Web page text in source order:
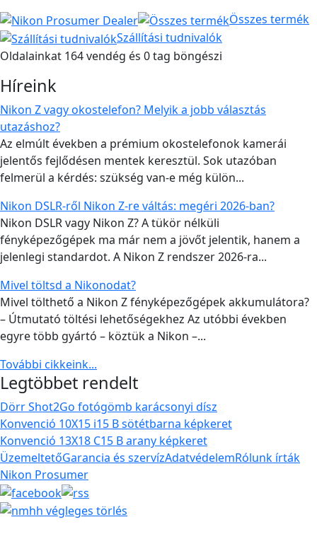
Összes termék
Szállítási tudnivalók
Oldalainkat 164 vendég és 0 tag böngészi
Híreink
Nikon Z vagy okostelefon? Melyik a jobb választás
utazáshoz?
Az elmúlt években a prémium okostelefonok kamerái
jelentős fejlődésen mentek keresztül. Sok utazóban
felmerül a kérdés: szükség van-e még külön...
Nikon DSLR-ről Nikon Z-re váltás: megéri 2026-ban?
Nikon DSLR vagy Nikon Z? A tükör nélküli
fényképezőgépek ma már nem a jövőt jelentik, hanem a
jelenlegi standardot. A Nikon Z rendszer 2026-ra...
Mivel töltsd a Nikonodat?
Mivel tölthető a Nikon Z fényképezőgépek akkumulátora?
– Útmutató töltési lehetőségekhez Az utóbbi években
egyre több gyártó – köztük a Nikon –...
További cikkeink...
Legtöbbet rendelt
Dörr Shot2Go fotógömb karácsonyi dísz
Konvenció 10X15 i15 B sötétbarna képkeret
Konvenció 13X18 C15 B arany képkeret
ÜzemeltetőGarancia és szervízAdatvédelemRólunk írták
Nikon Prosumer